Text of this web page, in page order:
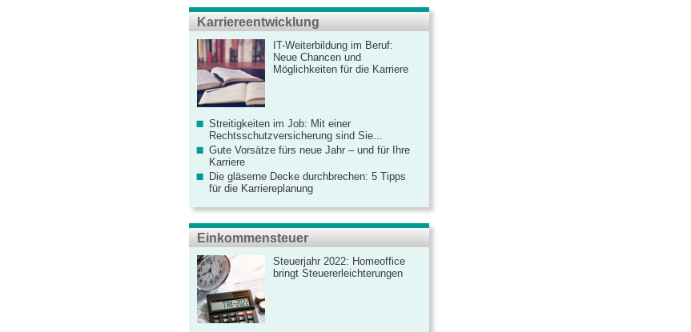
Karriereentwicklung
IT-Weiterbildung im Beruf:
Neue Chancen und
Möglichkeiten für die Karriere
Streitigkeiten im Job: Mit einer
Rechtsschutzversicherung sind Sie...
Gute Vorsätze fürs neue Jahr – und für Ihre
Karriere
Die gläserne Decke durchbrechen: 5 Tipps
für die Karriereplanung
Einkommensteuer
Steuerjahr 2022: Homeoffice
bringt Steuererleichterungen